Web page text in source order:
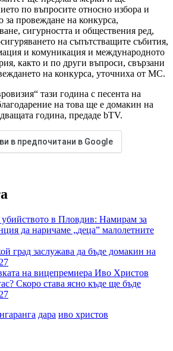
по въпросите относно избора и
за провеждане на конкурса,
сигурността и обществения ред,
на съпътстващите събития,
и комуникация и международното
както и по други въпроси, свързани
на конкурса, уточниха от МС.
тази година с песента на
на това ще е домакин на
година, предаде bTV.
в предпочитани в Google
в Пловдив: Намирам за
да наричаме „деца” малолетните
град заслужава да бъде домакин на
на вицепремиера Иво Христов
Скоро става ясно къде ще бъде
дара иво христов